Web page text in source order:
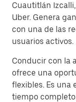
Cuautitlán
Uber. Genera
con una de las
usuarios activos.
Conducir con la
ofrece una
flexibles. Es una
tiempo